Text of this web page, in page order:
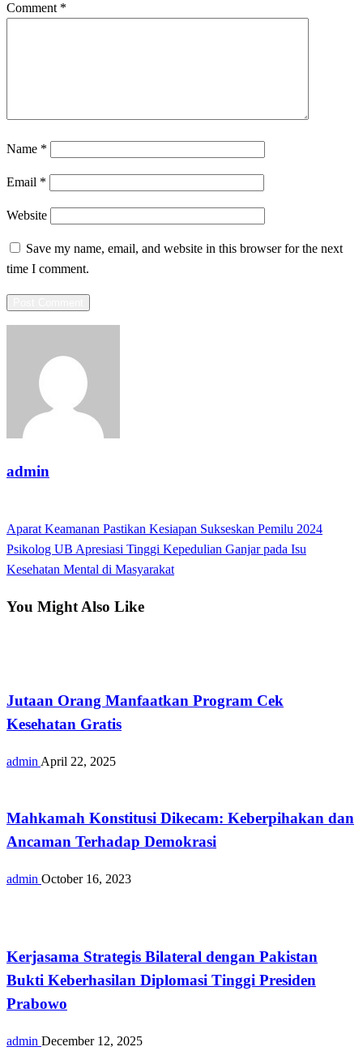
Comment *
Name *
Email *
Website
Save my name, email, and website in this browser for the next
time I comment.
admin
Post
navigation
Previous
Post
Aparat Keamanan Pastikan Kesiapan Sukseskan Pemilu 2024
Next
Post
Psikolog UB Apresiasi Tinggi Kepedulian Ganjar pada Isu
Kesehatan Mental di Masyarakat
You Might Also Like
Jutaan Orang Manfaatkan Program Cek
Kesehatan Gratis
admin April 22, 2025
Mahkamah Konstitusi Dikecam: Keberpihakan dan
Ancaman Terhadap Demokrasi
admin October 16, 2023
Kerjasama Strategis Bilateral dengan Pakistan
Bukti Keberhasilan Diplomasi Tinggi Presiden
Prabowo
admin December 12, 2025